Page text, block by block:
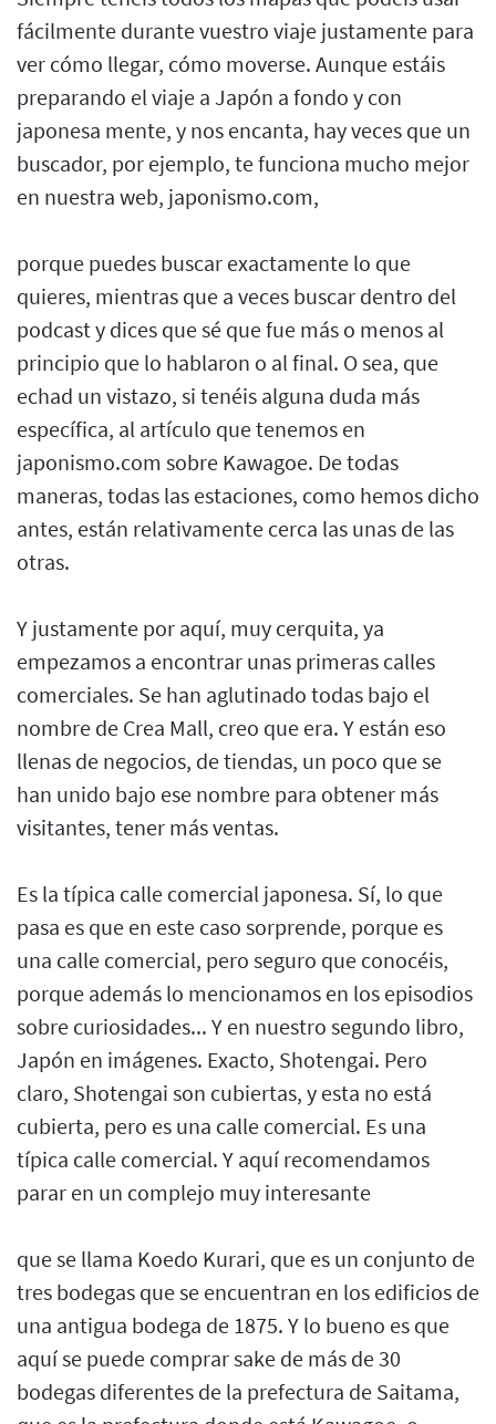
fácilmente durante vuestro viaje justamente para
ver cómo llegar, cómo moverse. Aunque estáis
preparando el viaje a Japón a fondo y con
japonesa mente, y nos encanta, hay veces que un
buscador, por ejemplo, te funciona mucho mejor
en nuestra web, japonismo.com,
porque puedes buscar exactamente lo que
quieres, mientras que a veces buscar dentro del
podcast y dices que sé que fue más o menos al
principio que lo hablaron o al final. O sea, que
echad un vistazo, si tenéis alguna duda más
específica, al artículo que tenemos en
japonismo.com sobre Kawagoe. De todas
maneras, todas las estaciones, como hemos dicho
antes, están relativamente cerca las unas de las
otras.
Y justamente por aquí, muy cerquita, ya
empezamos a encontrar unas primeras calles
comerciales. Se han aglutinado todas bajo el
nombre de Crea Mall, creo que era. Y están eso
llenas de negocios, de tiendas, un poco que se
han unido bajo ese nombre para obtener más
visitantes, tener más ventas.
Es la típica calle comercial japonesa. Sí, lo que
pasa es que en este caso sorprende, porque es
una calle comercial, pero seguro que conocéis,
porque además lo mencionamos en los episodios
sobre curiosidades... Y en nuestro segundo libro,
Japón en imágenes. Exacto, Shotengai. Pero
claro, Shotengai son cubiertas, y esta no está
cubierta, pero es una calle comercial. Es una
típica calle comercial. Y aquí recomendamos
parar en un complejo muy interesante
que se llama Koedo Kurari, que es un conjunto de
tres bodegas que se encuentran en los edificios de
una antigua bodega de 1875. Y lo bueno es que
aquí se puede comprar sake de más de 30
bodegas diferentes de la prefectura de Saitama,